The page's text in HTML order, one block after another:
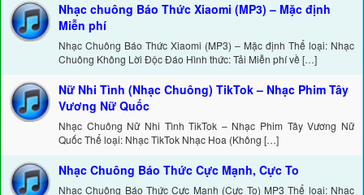
Nhạc chuông Báo Thức Xiaomi (MP3) – Mặc định
Miễn phí
Nhạc Chuông Báo Thức Xiaomi (MP3) – Mặc định Thể loại: Nhạc
Chuông Không Lời Độc Đáo Hình thức: Tải Miễn phí về […]
Nữ Nhi Tình (Nhạc Chuông) TikTok – Nhạc Phim Tây
Vương Nữ Quốc
Nhạc Chuông Nữ Nhi Tình TikTok – Nhạc Phim Tây Vương Nữ
Quốc Thể loại: Nhạc TikTok Nhạc Hoa (Không […]
Nhạc Chuông Báo Thức Cực Mạnh, Cực To
Nhạc Chuông Báo Thức Cực Mạnh (Cực To) MP3 Thể loại: Nhạc